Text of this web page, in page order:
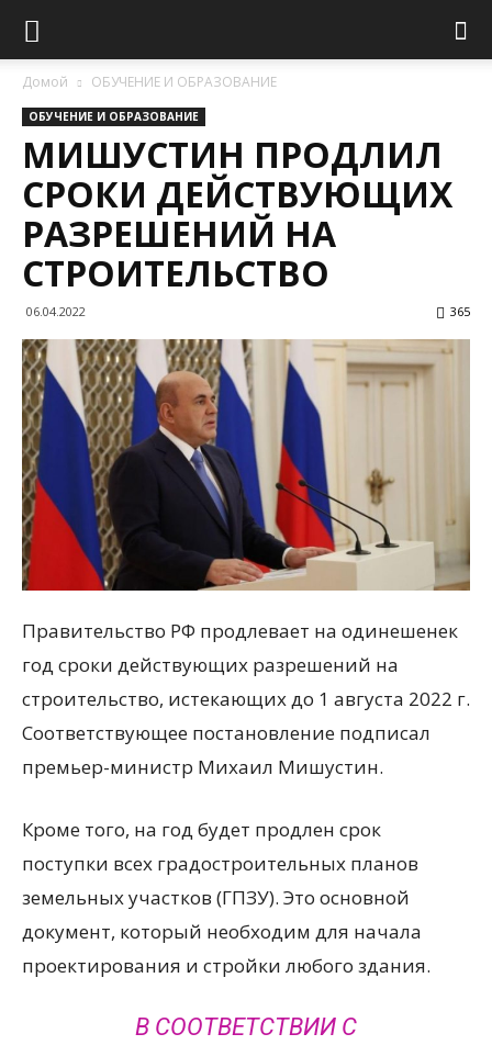
Домой ОБУЧЕНИЕ И ОБРАЗОВАНИЕ
ОБУЧЕНИЕ И ОБРАЗОВАНИЕ
МИШУСТИН ПРОДЛИЛ
СРОКИ ДЕЙСТВУЮЩИХ
РАЗРЕШЕНИЙ НА
СТРОИТЕЛЬСТВО
06.04.2022 365
Правительство РФ продлевает на одинешенек
год сроки действующих разрешений на
строительство, истекающих до 1 августа 2022 г.
Соответствующее постановление подписал
премьер-министр Михаил Мишустин.
Кроме того, на год будет продлен срок
поступки всех градостроительных планов
земельных участков (ГПЗУ). Это основной
документ, который необходим для начала
проектирования и стройки любого здания.
В СООТВЕТСТВИИ С